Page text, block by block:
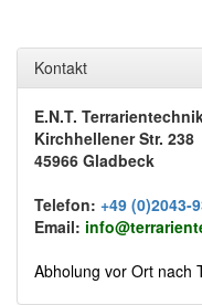
Kontakt
E.N.T.
Kirchhellener Str. 238
45966 Gladbeck
Telefon: +49 (0)2043-
Email:
Abholung vor Ort nach